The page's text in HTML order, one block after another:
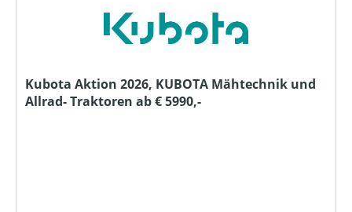
Kubota Aktion 2026, KUBOTA Mähtechnik und
Allrad- Traktoren ab € 5990,-